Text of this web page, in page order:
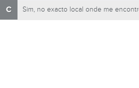
C Sim, no exacto local onde me